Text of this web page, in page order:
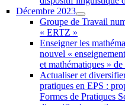
Décembre 2023
Groupe de Travail
« ERTZ »
Enseigner les
nouvel «
et mathématiques » de
Actualiser et
pratiques en EPS :
Formes de Pratiques